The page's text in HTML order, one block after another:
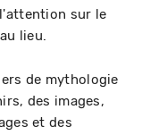
sur le
lieu.
de mythologie
des images,
et des